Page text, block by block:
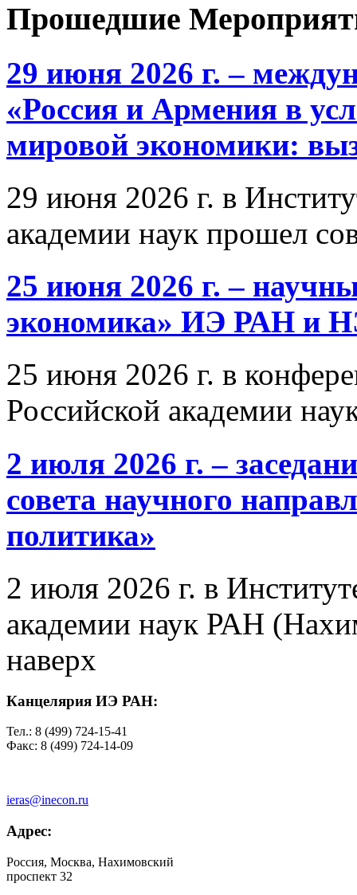
Прошедшие
29 июня 2026 г. –
«Россия и Армения в
мировой экономики:
29 июня 2026 г. в
академии наук прошел
25 июня 2026 г. –
экономика» ИЭ РАН и
25 июня 2026 г. в
Российской академии
2 июля 2026 г. –
совета научного
политика»
2 июля 2026 г. в
академии наук РАН
наверх
Канцелярия ИЭ РАН:
Тел.: 8 (499) 724-15-41
Факс: 8 (499) 724-14-09
ieras@inecon.ru
Адрес:
Россия, Москва, Нахимовский
проспект 32